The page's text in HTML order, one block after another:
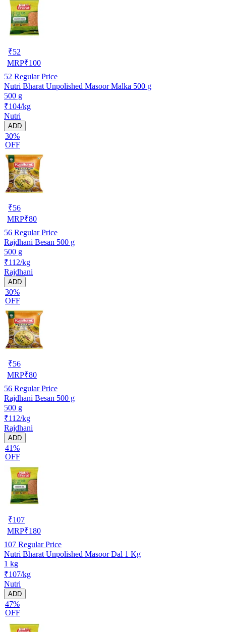
₹52
MRP₹100
52 Regular Price
Nutri Bharat Unpolished Masoor Malka 500 g
500 g
₹104/kg
Nutri
ADD
30%
OFF
₹56
MRP₹80
56 Regular Price
Rajdhani Besan 500 g
500 g
₹112/kg
Rajdhani
ADD
30%
OFF
₹56
MRP₹80
56 Regular Price
Rajdhani Besan 500 g
500 g
₹112/kg
Rajdhani
ADD
41%
OFF
₹107
MRP₹180
107 Regular Price
Nutri Bharat Unpolished Masoor Dal 1 Kg
1 kg
₹107/kg
Nutri
ADD
47%
OFF